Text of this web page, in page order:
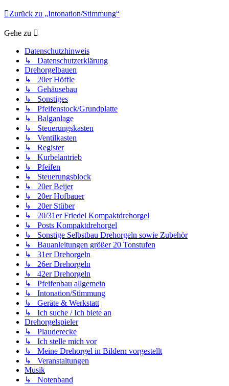
Zurück zu „Intonation/Stimmung“
Gehe zu
Datenschutzhinweis
↳ Datenschutzerklärung
Drehorgelbauen
↳ 20er Höffle
↳ Gehäusebau
↳ Sonstiges
↳ Pfeifenstock/Grundplatte
↳ Balganlage
↳ Steuerungskasten
↳ Ventilkasten
↳ Register
↳ Kurbelantrieb
↳ Pfeifen
↳ Steuerungsblock
↳ 20er Beijer
↳ 20er Hofbauer
↳ 20er Stüber
↳ 20/31er Friedel Kompaktdrehorgel
↳ Posts Kompaktdrehorgel
↳ Sonstige Selbstbau Drehorgeln sowie Zubehör
↳ Bauanleitungen größer 20 Tonstufen
↳ 31er Drehorgeln
↳ 26er Drehorgeln
↳ 42er Drehorgeln
↳ Pfeifenbau allgemein
↳ Intonation/Stimmung
↳ Geräte & Werkstatt
↳ Ich suche / Ich biete an
Drehorgelspieler
↳ Plauderecke
↳ Ich stelle mich vor
↳ Meine Drehorgel in Bildern vorgestellt
↳ Veranstaltungen
Musik
↳ Notenband